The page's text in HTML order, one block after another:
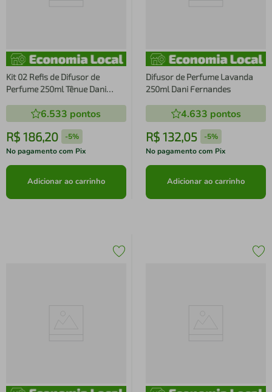
Kit 02 Refis de Difusor de
Perfume 250ml Tênue Dani
6.533 pontos
R$ 186,20 -5%
No pagamento com Pix
Adicionar ao carrinho
Difusor de Perfume Lavanda
250ml Dani Fernandes
4.633 pontos
R$ 132,05 -5%
No pagamento com Pix
Adicionar ao carrinho